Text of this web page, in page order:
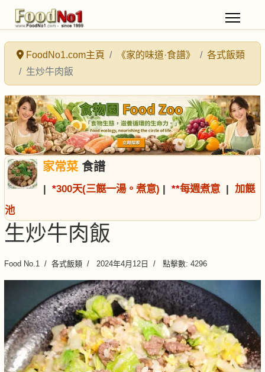
FoodNo1.com主頁 《家的味道·食譜》
各式飯類
生炒牛肉飯
家常菜食譜
| *300天(三餸一湯。煮意) | **每週煮意 | 加餸
池
生炒牛肉飯
Food No.1 各式飯類 2024年4月12日 點擊數: 4296